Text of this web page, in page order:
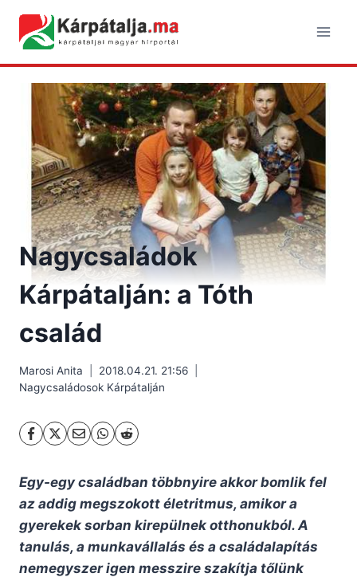
content
Nagycsaládok
Kárpátalján: a Tóth
család
Marosi Anita
2018.04.21. 21:56
Nagycsaládosok Kárpátalján
Egy-egy családban többnyire akkor bomlik fel
az addig megszokott életritmus, amikor a
gyerekek sorban kirepülnek otthonukból. A
tanulás, a munkavállalás és a családalapítás
nemegyszer igen messzire szakítja tőlünk